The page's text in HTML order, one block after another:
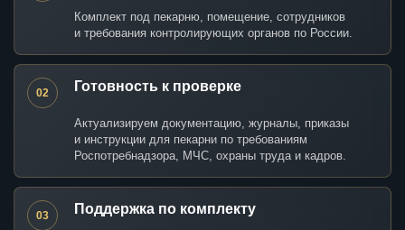
Комплект под пекарню, помещение, сотрудников
и требования контролирующих органов по России.
02 Готовность к проверке
Актуализируем документацию, журналы, приказы
и инструкции для пекарни по требованиям
Роспотребнадзора, МЧС, охраны труда и кадров.
03 Поддержка по комплекту